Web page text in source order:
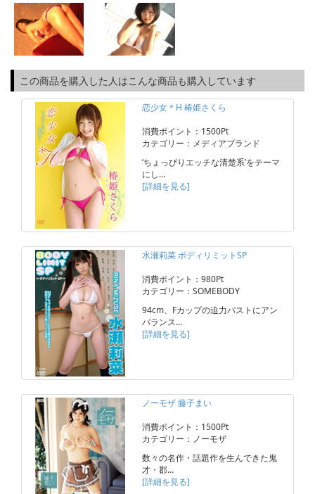
この商品を購入した人はこんな商品も購入しています
恋少女＊H 椿姫さくら
消費ポイント：1500Pt
カテゴリー：メディアブランド
‘ちょっぴりエッチな清楚系’をテーマ
にし…
[詳細を見る]
水瀬莉菜 ボディリミットSP
消費ポイント：980Pt
カテゴリー：SOMEBODY
94cm、Fカップの迫力バストにアン
バランス…
[詳細を見る]
ノーモザ 藤子まい
消費ポイント：1500Pt
カテゴリー：ノーモザ
数々の名作・話題作を生んできた鬼
才・郡…
[詳細を見る]